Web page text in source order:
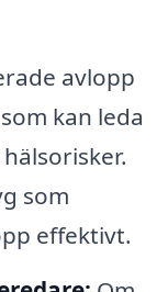
avlopp
kan leda
som
effektivt.